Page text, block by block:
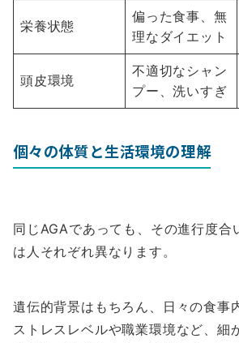
栄養状態
偏った食事、無
理なダイエット
頭皮環境
不適切なシャン
プー、洗いすぎ
個々の体質と生活環境の理解
同じAGAであっても、その進行度合
は人それぞれ異なります。
遺伝的背景はもちろん、日々の食事
ストレスレベルや職業環境など、細